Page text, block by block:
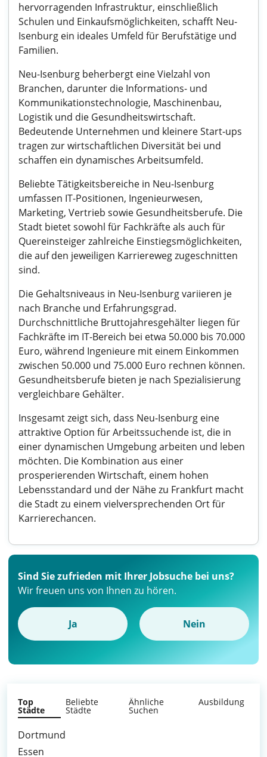
hervorragenden Infrastruktur, einschließlich
Schulen und Einkaufsmöglichkeiten, schafft Neu-
Isenburg ein ideales Umfeld für Berufstätige und
Familien.
Neu-Isenburg beherbergt eine Vielzahl von
Branchen, darunter die Informations- und
Kommunikationstechnologie, Maschinenbau,
Logistik und die Gesundheitswirtschaft.
Bedeutende Unternehmen und kleinere Start-ups
tragen zur wirtschaftlichen Diversität bei und
schaffen ein dynamisches Arbeitsumfeld.
Beliebte Tätigkeitsbereiche in Neu-Isenburg
umfassen IT-Positionen, Ingenieurwesen,
Marketing, Vertrieb sowie Gesundheitsberufe. Die
Stadt bietet sowohl für Fachkräfte als auch für
Quereinsteiger zahlreiche Einstiegsmöglichkeiten,
die auf den jeweiligen Karriereweg zugeschnitten
sind.
Die Gehaltsniveaus in Neu-Isenburg variieren je
nach Branche und Erfahrungsgrad.
Durchschnittliche Bruttojahresgehälter liegen für
Fachkräfte im IT-Bereich bei etwa 50.000 bis 70.000
Euro, während Ingenieure mit einem Einkommen
zwischen 50.000 und 75.000 Euro rechnen können.
Gesundheitsberufe bieten je nach Spezialisierung
vergleichbare Gehälter.
Insgesamt zeigt sich, dass Neu-Isenburg eine
attraktive Option für Arbeitssuchende ist, die in
einer dynamischen Umgebung arbeiten und leben
möchten. Die Kombination aus einer
prosperierenden Wirtschaft, einem hohen
Lebensstandard und der Nähe zu Frankfurt macht
die Stadt zu einem vielversprechenden Ort für
Karrierechancen.
Sind Sie zufrieden mit Ihrer Jobsuche bei uns?
Wir freuen uns von Ihnen zu hören.
Ja Nein
Top
Städte
Beliebte
Städte
Ähnliche
Suchen
Ausbildung
Dortmund
Essen